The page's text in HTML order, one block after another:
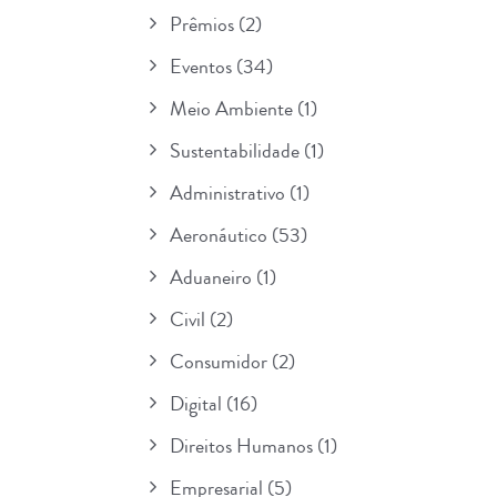
Prêmios(2)
Eventos(34)
Meio Ambiente(1)
Sustentabilidade(1)
Administrativo (1)
Aeronáutico (53)
Aduaneiro (1)
Civil (2)
Consumidor(2)
Digital (16)
Direitos Humanos(1)
Empresarial (5)